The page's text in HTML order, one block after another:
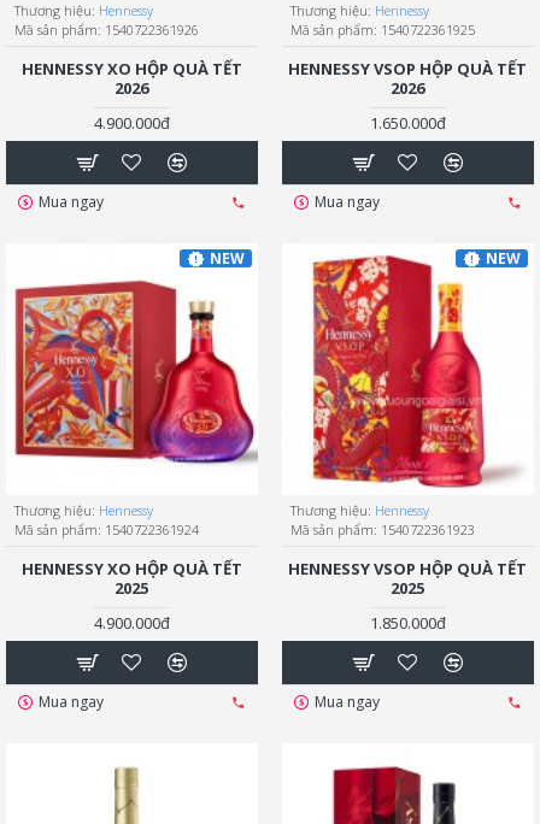
Thương hiệu: Hennessy
Mã sản phẩm: 1540722361926
HENNESSY XO HỘP QUÀ TẾT
2026
4.900.000đ
Mua ngay
Thương hiệu: Hennessy
Mã sản phẩm: 1540722361925
HENNESSY VSOP HỘP QUÀ TẾT
2026
1.650.000đ
Mua ngay
NEW
Thương hiệu: Hennessy
Mã sản phẩm: 1540722361924
HENNESSY XO HỘP QUÀ TẾT
2025
4.900.000đ
Mua ngay
NEW
Thương hiệu: Hennessy
Mã sản phẩm: 1540722361923
HENNESSY VSOP HỘP QUÀ TẾT
2025
1.850.000đ
Mua ngay